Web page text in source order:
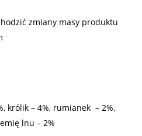
zmiany masy produktu
królik – 4%, rumianek – 2%,
lnu – 2%